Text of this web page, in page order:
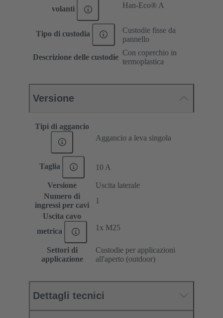
volanti
Han-Eco® A
Tipo di custodia
Custodie fisse da
pannello
Descrizione delle custodie
Con coperchio in
termoplastica
Versione
Tipi di aggancio
Aggancio a leva singola
Taglia 10 A
Versione
Uscita laterale
Numero di
ingressi per cavi
1
Uscita cavo
metrica
1x M25
Settori di
applicazione
Custodie per applicazioni
all'aperto (outdoor)
Dettagli tecnici